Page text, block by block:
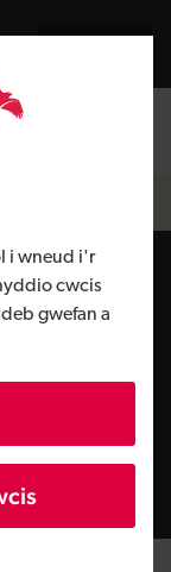
i wneud i'r
cwcis
gwefan a
symud tuag at
yn eich
a sbarduno